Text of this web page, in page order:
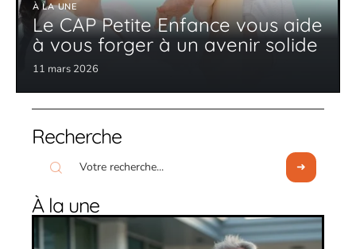
À LA UNE
Le CAP Petite Enfance vous aide
à vous forger à un avenir solide
11 mars 2026
Recherche
À la une